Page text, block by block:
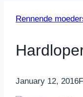
Rennende
ByNicole
January 12, 2016